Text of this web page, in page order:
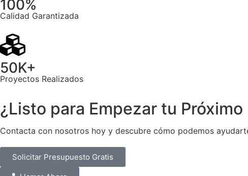
100%
Calidad Garantizada
50K+
Proyectos Realizados
¿Listo para Empezar tu
Contacta con nosotros hoy y descubre cómo podemos
Solicitar Presupuesto Gratis